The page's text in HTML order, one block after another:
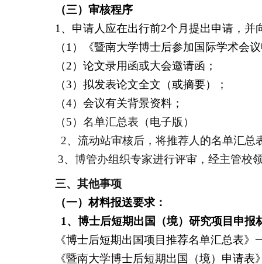
（三）审核程序
1 、申请人应在出行前2个月提出申请，并
（1 ）《暨南大学博士后参加国际学术会
（2）论文录用函或大会邀请函；
（3）拟发表论文全文（或摘要）；
（4）会议有关背景资料；
（5）名单汇总表（电子版）
2、流动站审核后，将推荐人的名单汇总
3、博管办组织专家进行评审，经主管校
三、其他事项
（一）材料报送要求：
1 、 博士后短期出国（境）研究项目申报
《博士后短期出国项目推荐名单汇总表》
《暨南大学博士后短期出国（境）申请